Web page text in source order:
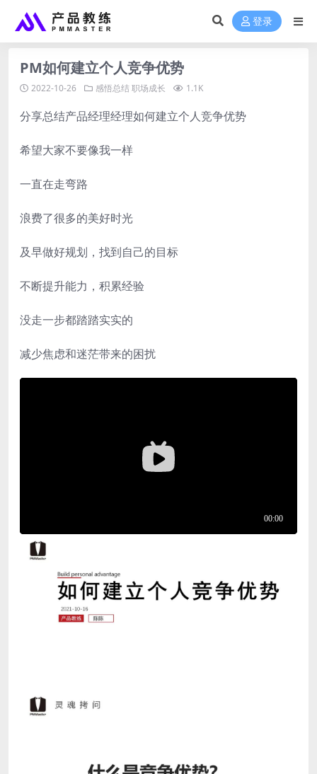
登录
PM如何建立个人竞争优势
2022-10-26 感悟总结职场成长 1.1K
分享总结产品经理经理如何建立个人竞争优势
希望大家不要像我一样
一直在走弯路
浪费了很多的美好时光
及早做好规划，找到自己的目标
不断提升能力，积累经验
没走一步都踏踏实实的
减少焦虑和迷茫带来的困扰